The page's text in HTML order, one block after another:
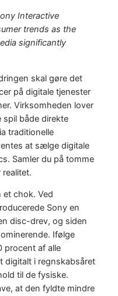
Interactive
trends as the
significantly
skal gøre det
på digitale tjenester
Virksomheden lover
både direkte
traditionelle
at sælge digitale
Samler du på tomme
et chok. Ved
Sony en
disc-drev, og siden
Ifølge
procent af alle
digitalt i regnskabsåret
til de fysiske.
at den fyldte mindre